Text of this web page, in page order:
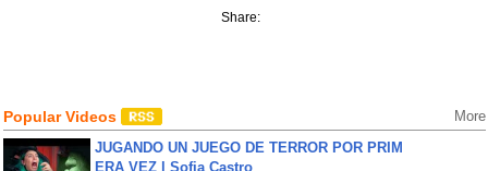
Share:
Popular Videos More
JUGANDO UN JUEGO DE TERROR POR PRIM
ERA VEZ l Sofia Castro